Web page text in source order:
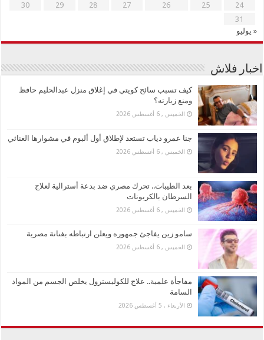
24
25
26
27
28
29
30
31
« يوليو
اخبار فلاش
كيف تسبب سائح كويتي في إغلاق منزل عبدالحليم حافظ
ومنع زيارته؟
الخميس , 6 أغسطس 2026
جنا عمرو دياب تستعد لإطلاق أول ألبوم في مشوارها الغنائي
الخميس , 6 أغسطس 2026
بعد الطيبات.. تحرك مصري ضد بدعة أسترالية لعلاج
السرطان بالكربونات
الخميس , 6 أغسطس 2026
سامو زين يفاجئ جمهوره ويعلن ارتباطه بفنانة مصرية
الخميس , 6 أغسطس 2026
مفاجأة علمية.. علاج للكوليسترول يخلص الجسم من المواد
السامة
الأربعاء , 5 أغسطس 2026